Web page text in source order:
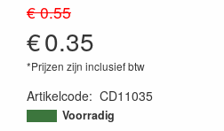
€ 0.55
€0.35
*Prijzen zijn inclusief btw
Artikelcode: CD11035
8718715048256
Voorradig